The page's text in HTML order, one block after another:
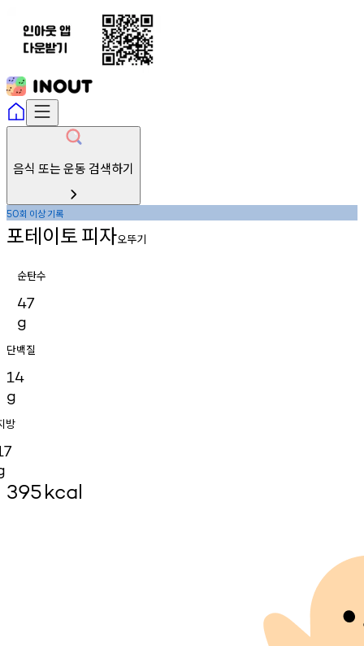
음식 또는 운동 검색하기
50회 이상기록
포테이토피자오뚜기
순탄수
47
g
단백질
14
g
방
395kcal